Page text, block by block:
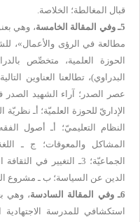
قبال المغالطة؛ الخلاصة.
5ـ وفي المقالة الخامسة
، وهي
مطالعة في الرؤى والأعمال»،
الحوزة العلمية، متخصِّص
البدراوي)، تطالعنا العناوين
النظام التعليميّ؛ أـ أصول
المشاكل والمعوقات؛ ج ـ
الجماعيّة؛ 3ـ التغيير في
الدين عن السياسة؛ ب ـ مشروع
6ـ وفي المقالة السادسة
، وهي
استكشافي للمدرسة الاجتهادية